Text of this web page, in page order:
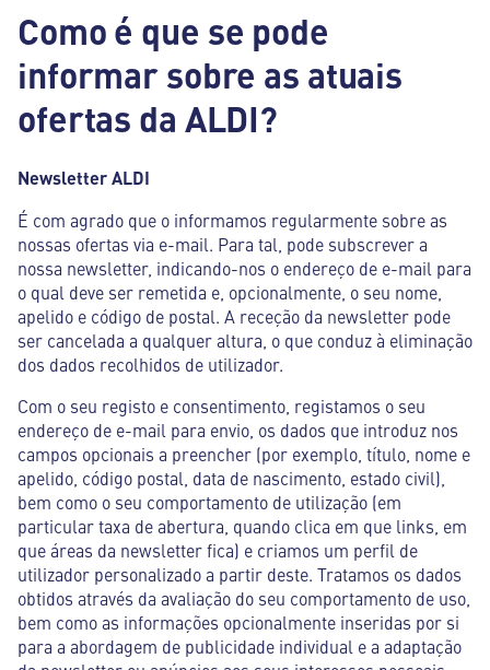
Como é que se pode
informar sobre as atuais
ofertas da ALDI?
Newsletter ALDI
É com agrado que o informamos regularmente sobre as
nossas ofertas via e-mail. Para tal, pode subscrever a
nossa newsletter, indicando-nos o endereço de e-mail para
o qual deve ser remetida e, opcionalmente, o seu nome,
apelido e código de postal. A receção da newsletter pode
ser cancelada a qualquer altura, o que conduz à eliminação
dos dados recolhidos de utilizador.
Com o seu registo e consentimento, registamos o seu
endereço de e-mail para envio, os dados que introduz nos
campos opcionais a preencher (por exemplo, título, nome e
apelido, código postal, data de nascimento, estado civil),
bem como o seu comportamento de utilização (em
particular taxa de abertura, quando clica em que links, em
que áreas da newsletter fica) e criamos um perfil de
utilizador personalizado a partir deste. Tratamos os dados
obtidos através da avaliação do seu comportamento de uso,
bem como as informações opcionalmente inseridas por si
para a abordagem de publicidade individual e a adaptação